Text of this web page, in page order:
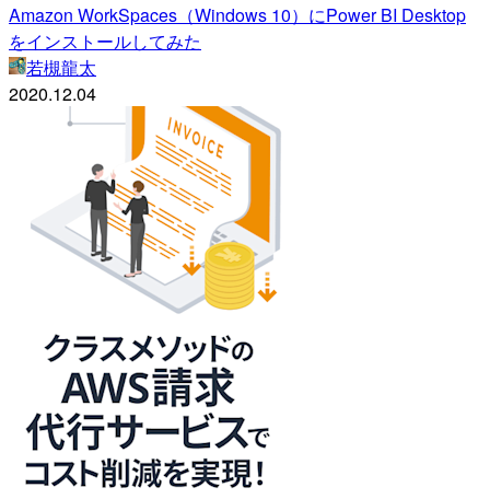
Amazon WorkSpaces（Windows 10）にPower BI Desktop
をインストールしてみた
若槻龍太
2020.12.04